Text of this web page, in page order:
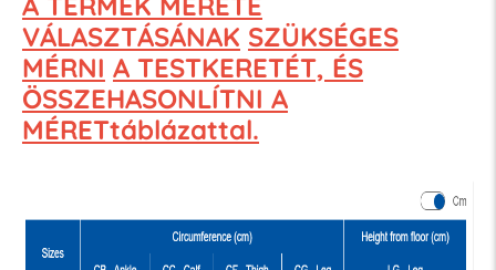
VÁLASZTÁSÁNAK SZÜKSÉGES
MÉRNI A TESTKERETÉT, ÉS
ÖSSZEHASONLÍTNI A
MÉRETtáblázattal.